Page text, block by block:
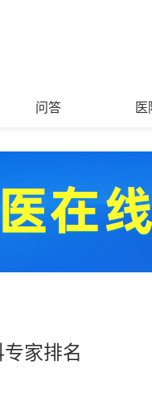
问答 医
家排名